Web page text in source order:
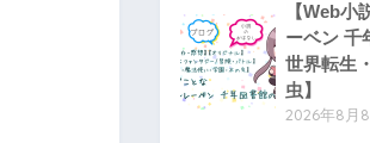
【Web小
ーベン 千
世界転生
虫】
2026年8月